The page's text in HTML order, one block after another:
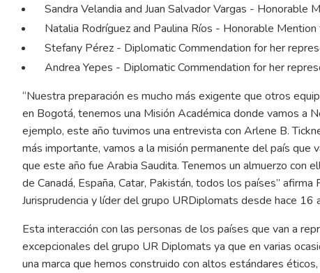
Sandra Velandia and Juan Salvador Vargas - Honorable
Natalia Rodríguez and Paulina Ríos - Honorable
Stefany Pérez - Diplomatic Commendation for her
Andrea Yepes - Diplomatic Commendation for her
“Nuestra preparación es mucho más exigente que otros
en Bogotá, tenemos una Misión Académica donde vamos a
ejemplo, este año tuvimos una entrevista con Arlene B.
más importante, vamos a la misión permanente del país
que este año fue Arabia Saudita. Tenemos un almuerzo con
de Canadá, España, Catar, Pakistán, todos los países”
Jurisprudencia y líder del grupo URDiplomats desde hace 16
Esta interacción con las personas de los países que van a
excepcionales del grupo UR Diplomats ya que en varias
una marca que hemos construido con altos estándares